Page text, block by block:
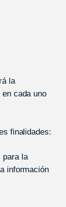
la
cada uno
finalidades:
para la
información